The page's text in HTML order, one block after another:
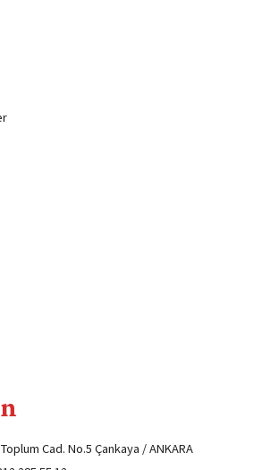
Cad. No.5 Çankaya / ANKARA